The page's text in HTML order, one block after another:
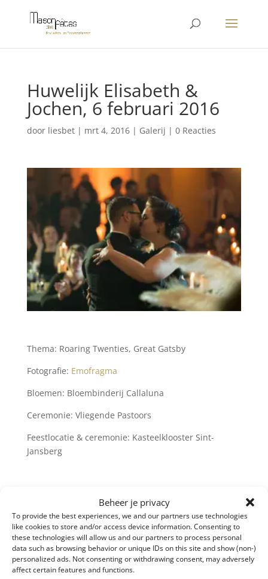
Beheer je privacy
To provide the best experiences, we and our partners use technologies
like cookies to store and/or access device information. Consenting to
these technologies will allow us and our partners to process personal
data such as browsing behavior or unique IDs on this site and show (non-)
personalized ads. Not consenting or withdrawing consent, may adversely
affect certain features and functions.
Huwelijk Elisabeth &
Jochen, 6 februari 2016
door liesbet| mrt 4, 2016| Galerij | 0 Reacties
Thema: Roaring Twenties, Great Gatsby
Fotografie: Emofragma
Bloemen: Bloembinderij Callaluna
Ceremonie: Vliegende Pastoors
Feestlocatie & ceremonie: Kasteelklooster Sint-
Jansberg
bruiloft en je bent zeker van de mooiste dag van je
leven!
In het begin even sceptisch over het feit van een
weddingplanner, je kan dit toch zelf?! Maar het
tegendeel is waar. In een goed georganiseerd trouwfeest